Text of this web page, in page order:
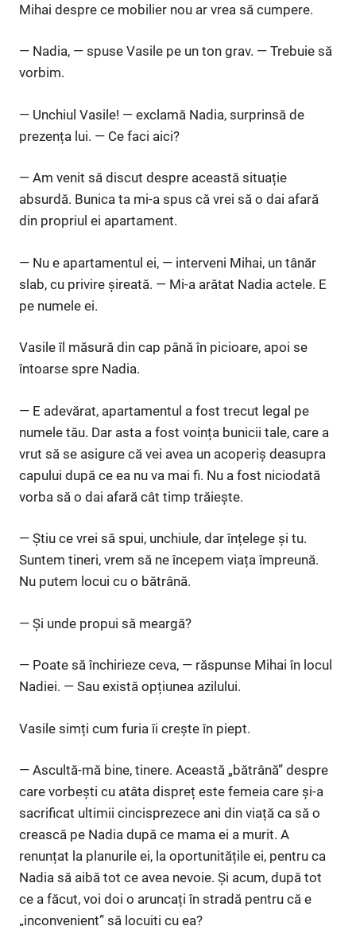
Mihai despre ce mobilier nou ar vrea să cumpere.
— Nadia, — spuse Vasile pe un ton grav. — Trebuie să
vorbim.
— Unchiul Vasile! — exclamă Nadia, surprinsă de
prezența lui. — Ce faci aici?
— Am venit să discut despre această situație
absurdă. Bunica ta mi-a spus că vrei să o dai afară
din propriul ei apartament.
— Nu e apartamentul ei, — interveni Mihai, un tânăr
slab, cu privire șireată. — Mi-a arătat Nadia actele. E
pe numele ei.
Vasile îl măsură din cap până în picioare, apoi se
întoarse spre Nadia.
— E adevărat, apartamentul a fost trecut legal pe
numele tău. Dar asta a fost voința bunicii tale, care a
vrut să se asigure că vei avea un acoperiș deasupra
capului după ce ea nu va mai fi. Nu a fost niciodată
vorba să o dai afară cât timp trăiește.
— Știu ce vrei să spui, unchiule, dar înțelege și tu.
Suntem tineri, vrem să ne începem viața împreună.
Nu putem locui cu o bătrână.
— Și unde propui să meargă?
— Poate să închirieze ceva, — răspunse Mihai în locul
Nadiei. — Sau există opțiunea azilului.
Vasile simți cum furia îi crește în piept.
— Ascultă-mă bine, tinere. Această „bătrână” despre
care vorbești cu atâta dispreț este femeia care și-a
sacrificat ultimii cincisprezece ani din viață ca să o
crească pe Nadia după ce mama ei a murit. A
renunțat la planurile ei, la oportunitățile ei, pentru ca
Nadia să aibă tot ce avea nevoie. Și acum, după tot
ce a făcut, voi doi o aruncați în stradă pentru că e
„inconvenient” să locuiți cu ea?